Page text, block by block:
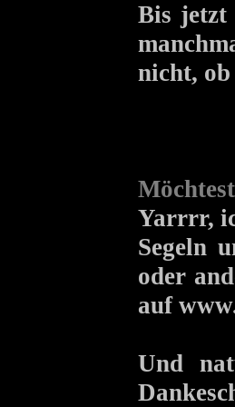
Bis jetzt
nicht, ob
Yarrrr,
Segeln
oder
auf
Und